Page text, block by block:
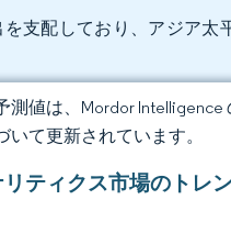
支配しており、アジア太
値は、Mordor
て更新されています。
ティクス市場のトレ